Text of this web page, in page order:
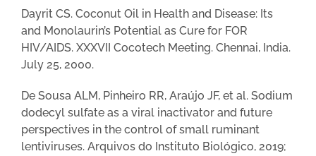
Dayrit CS. Coconut Oil in Health and Disease: Its
and Monolaurin’s Potential as Cure for FOR
HIV/AIDS. XXXVII Cocotech Meeting. Chennai, India.
July 25, 2000.
De Sousa ALM, Pinheiro RR, Araújo JF, et al. Sodium
dodecyl sulfate as a viral inactivator and future
perspectives in the control of small ruminant
lentiviruses. Arquivos do Instituto Biológico, 2019;